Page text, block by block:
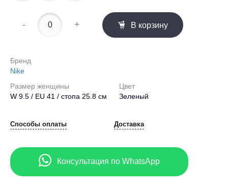
- + В корзину
Бренд
Nike
Размер женщины
W 9.5 / EU 41 / стопа 25.8 см
Цвет
Зеленый
Способы оплаты Доставка
Консультация по WhatsApp